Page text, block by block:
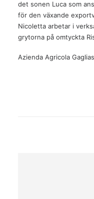
det sonen Luca som
för den växande
Nicoletta arbetar i
grytorna på omtyckta
Azienda Agricola